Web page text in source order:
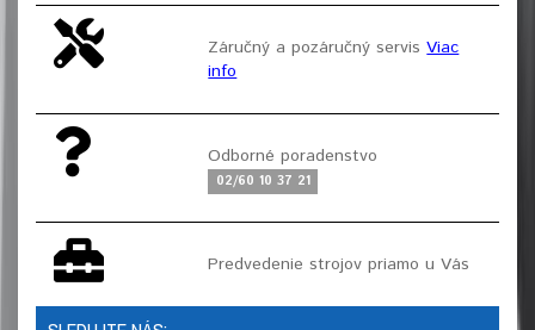
Záručný a pozáručný servisViac
info
Odborné poradenstvo
02/60 10 37 21
Predvedenie strojov priamo u Vás